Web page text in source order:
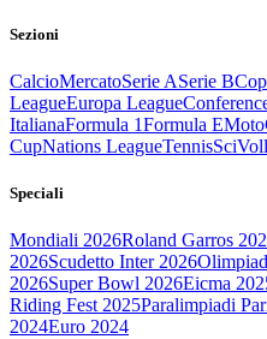
Sezioni
CalcioMercatoSerie ASerie B
LeagueEuropa League
ItalianaFormula 1Formula E
CupNations LeagueTennisSci
Speciali
Mondiali 2026Roland Garros
2026Scudetto Inter 2026
2026Super Bowl 2026Eicma
Riding Fest 2025Paralimpiadi
2024Euro 2024